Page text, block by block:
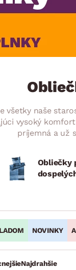
všetky naše
vysoký
príjemná a už
Obliečky
NOVINKY
Najdrahšie